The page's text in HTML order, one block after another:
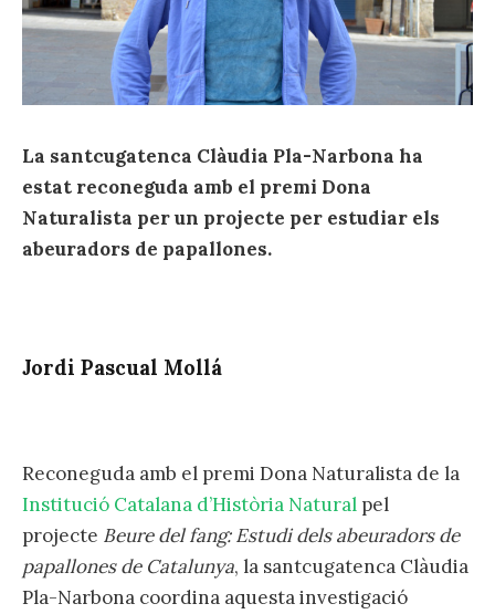
La santcugatenca Clàudia Pla-Narbona ha
estat reconeguda amb el premi Dona
Naturalista per un projecte per estudiar els
abeuradors de papallones.
Jordi Pascual Mollá
Reconeguda amb el premi Dona Naturalista de la
Institució Catalana d’Història Natural pel
projecte Beure del fang: Estudi delsabeuradorsde
papallones de Catalunya, la santcugatenca Clàudia
Pla-Narbona coordina aquesta investigació